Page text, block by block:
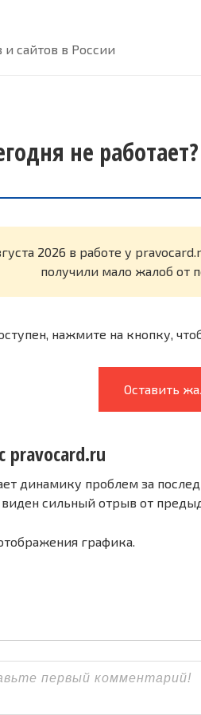
сайтов в России
не работает?
2026 в работе у
получили мало жалоб от
нажмите на кнопку,
Оставить
pravocard.ru
динамику проблем за
сильный отрыв от
графика.